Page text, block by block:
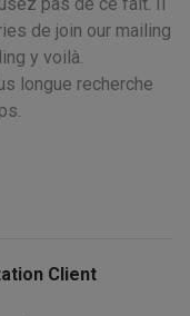
de join our mailing
y voilà.
longue recherche
Client